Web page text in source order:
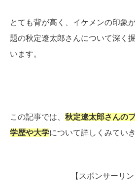
とても背が高く、イケメンの印象
題の秋定遼太郎さんについて深く
います。
この記事では、 秋定遼太郎さんの
学歴や大学について詳しくみていき
【スポンサーリン